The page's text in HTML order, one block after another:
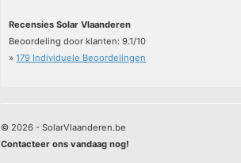
Recensies Solar Vlaanderen
Beoordeling door klanten:9.1/10
»179 Individuele Beoordelingen
© 2026 - SolarVlaanderen.be
Contacteer ons vandaag nog!